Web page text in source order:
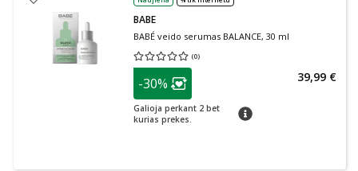
BABE
BABÉ veido serumas BALANCE, 30 ml
(0)
Vidutinis įvertinimas 0.00
patarimas
Lojalumo klubo narių nuolaida
-30%
Galioja perkant 2 bet
kurias prekes.
patarimas
39,99 €